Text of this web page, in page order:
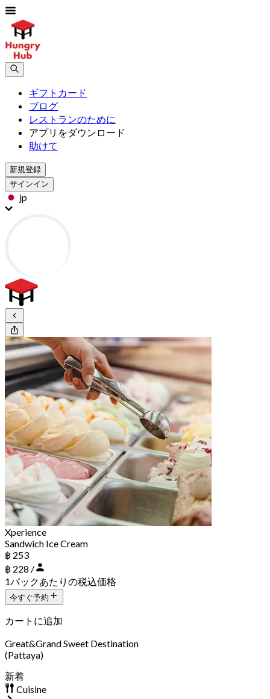
ギフトカード
ブログ
レストランのために
アプリをダウンロード
助けて
新規登録
サインイン
jp
Xperience
Sandwich Ice Cream
฿ 253
฿ 228 /
1パックあたりの税込価格
今すぐ予約
カートに追加
Great&Grand Sweet Destination
(Pattaya)
新着
Cuisine